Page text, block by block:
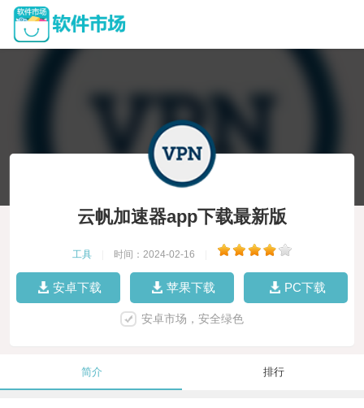
云帆加速器app下载最新版
工具 时间：2024-02-16
安卓下载 苹果下载 PC下载
安卓市场，安全绿色
简介 排行